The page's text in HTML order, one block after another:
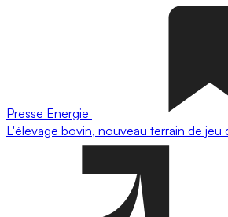
Presse Energie
L'élevage bovin, nouveau terrain de jeu